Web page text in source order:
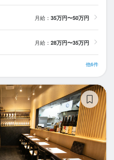
月給： 35万円〜50万円
月給： 28万円〜35万円
他6件